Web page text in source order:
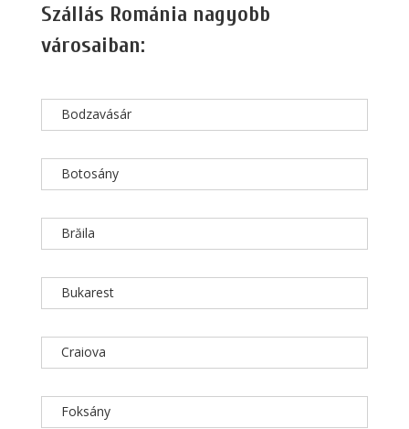
Szállás Románia nagyobb
városaiban:
Bodzavásár
Botosány
Brăila
Bukarest
Craiova
Foksány